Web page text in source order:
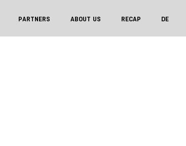
PARTNERS ABOUT US RECAP DE